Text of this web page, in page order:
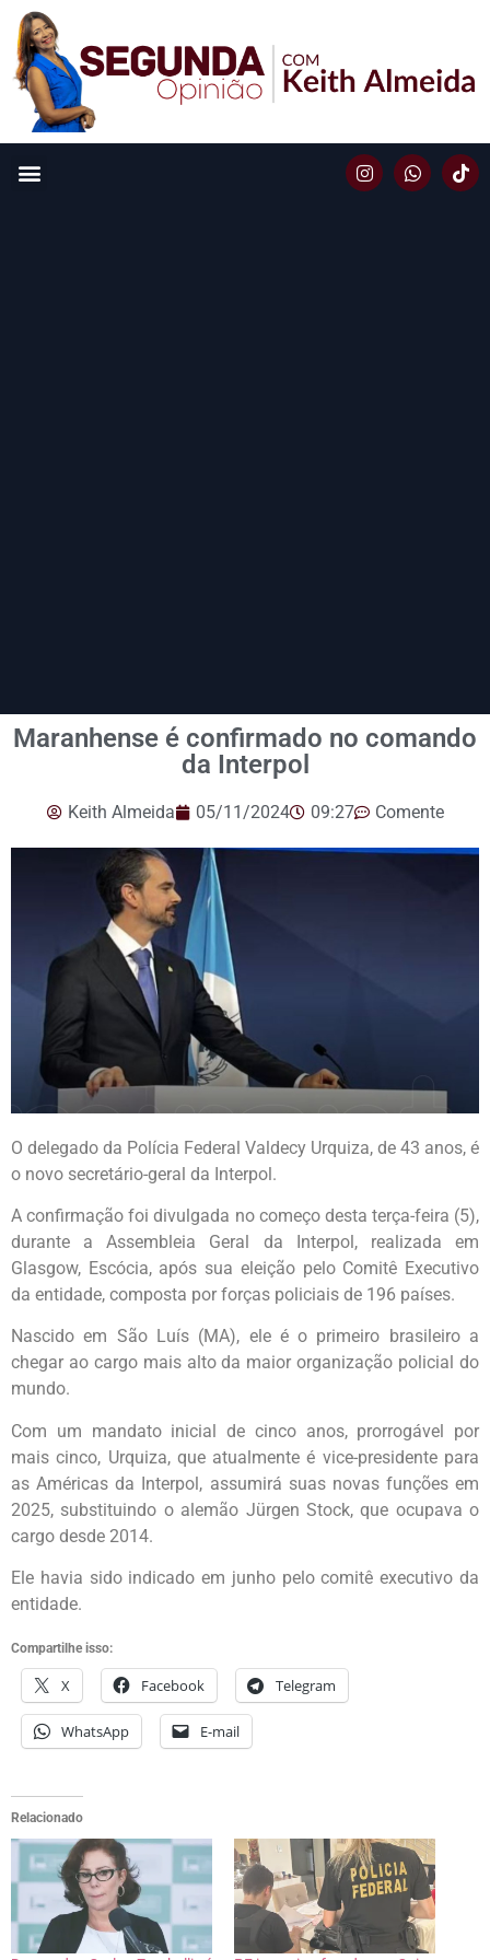
Maranhense é confirmado no comando
da Interpol
Keith Almeida 05/11/2024 09:27 Comente
O delegado da Polícia Federal Valdecy Urquiza, de 43 anos, é
o novo secretário-geral da Interpol.
A confirmação foi divulgada no começo desta terça-feira (5),
durante a Assembleia Geral da Interpol, realizada em
Glasgow, Escócia, após sua eleição pelo Comitê Executivo
da entidade, composta por forças policiais de 196 países.
Nascido em São Luís (MA), ele é o primeiro brasileiro a
chegar ao cargo mais alto da maior organização policial do
mundo.
Com um mandato inicial de cinco anos, prorrogável por
mais cinco, Urquiza, que atualmente é vice-presidente para
as Américas da Interpol, assumirá suas novas funções em
2025, substituindo o alemão Jürgen Stock, que ocupava o
cargo desde 2014.
Ele havia sido indicado em junho pelo comitê executivo da
entidade.
Compartilhe isso:
X Facebook Telegram
WhatsApp E-mail
Relacionado